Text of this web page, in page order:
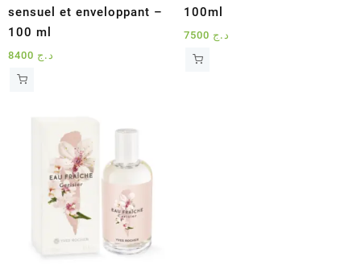
sensuel et enveloppant –
100 ml
د.ج
100ml
د.ج